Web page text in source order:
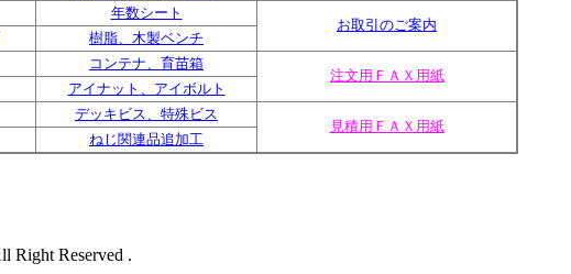
年数シート
お取引のご案内
樹脂、木製ベンチ
コンテナ、育苗箱
注文用ＦＡＸ用紙
アイナット、アイボルト
デッキビス、特殊ビス
見積用ＦＡＸ用紙
ねじ関連品追加工
Right Reserved .